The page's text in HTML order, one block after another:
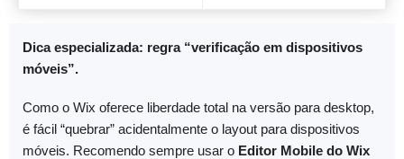
Dica especializada: regra “verificação em dispositivos
móveis”.
Como o Wix oferece liberdade total na versão para desktop,
é fácil “quebrar” acidentalmente o layout para dispositivos
móveis. Recomendo sempre usar o Editor Mobile do Wix